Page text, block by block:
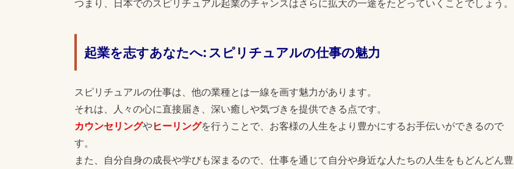
つまり、日本でのスピリチュアル起業のチャンスはさらに拡大の一途をたどっていくことでしょう。
起業を志すあなたへ: スピリチュアルの仕事の魅力
スピリチュアルの仕事は、他の業種とは一線を画す魅力があります。
それは、人々の心に直接届き、深い癒しや気づきを提供できる点です。
カウンセリングやヒーリングを行うことで、お客様の人生をより豊かにするお手伝いができるので
す。
また、自分自身の成長や学びも深まるので、仕事を通じて自分や身近な人たちの人生をもどんどん豊